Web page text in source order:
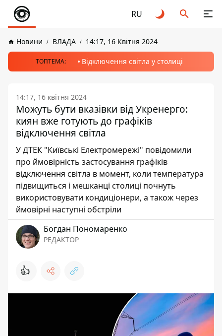
RU
Новини ВЛАДА 14:17, 16 Квітня 2024
ТОПТЕМА: Відключення світла у столиці
14:17, 16 квітня 2024
Можуть бути вказівки від Укренерго:
киян вже готують до графіків
відключення світла
У ДТЕК "Київські Електромережі" повідомили
про ймовірність застосування графіків
відключення світла в момент, коли температура
підвищиться і мешканці столиці почнуть
використовувати кондиціонери, а також через
ймовірні наступні обстріли
Богдан Пономаренко
РЕДАКТОР
👍